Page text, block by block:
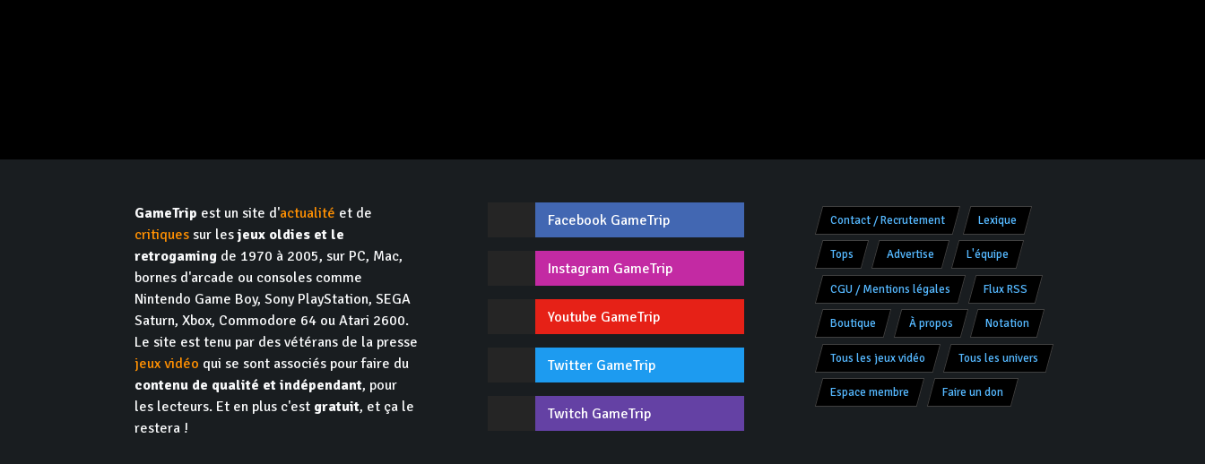
GameTrip est un site d'actualité et de
critiques sur lesjeux oldies et le
retrogaming de 1970 à 2005, sur PC, Mac,
bornes d'arcade ou consoles comme
Nintendo Game Boy, Sony PlayStation, SEGA
Saturn, Xbox, Commodore 64 ou Atari 2600.
Le site est tenu par des vétérans de la presse
jeux vidéo qui se sont associés pour faire du
contenu de qualité et indépendant, pour
les lecteurs. Et en plus c'est gratuit, et ça le
restera !
Facebook GameTrip
Instagram GameTrip
Youtube GameTrip
Twitter GameTrip
Twitch GameTrip
Contact / Recrutement Lexique
Tops Advertise L'équipe
CGU / Mentions légales Flux RSS
Boutique À propos Notation
Tous les jeux vidéo Tous les univers
Espace membre Faire un don